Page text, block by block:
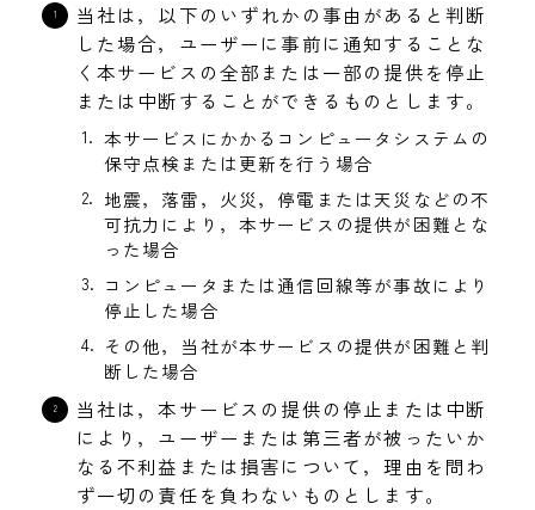
当社は，以下のいずれかの事由があると判断
した場合，ユーザーに事前に通知することな
く本サービスの全部または一部の提供を停止
または中断することができるものとします。
本サービスにかかるコンピュータシステムの
保守点検または更新を行う場合
地震，落雷，火災，停電または天災などの不
可抗力により，本サービスの提供が困難とな
った場合
コンピュータまたは通信回線等が事故により
停止した場合
その他，当社が本サービスの提供が困難と判
断した場合
当社は，本サービスの提供の停止または中断
により，ユーザーまたは第三者が被ったいか
なる不利益または損害について，理由を問わ
ず一切の責任を負わないものとします。